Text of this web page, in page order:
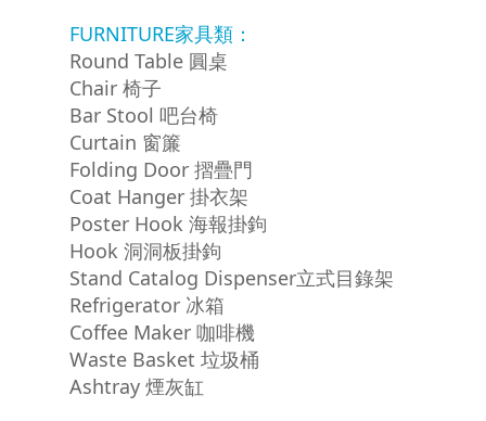
FURNITURE家具類：
Round Table 圓桌
Chair 椅子
Bar Stool 吧台椅
Curtain 窗簾
Folding Door 摺疊門
Coat Hanger 掛衣架
Poster Hook 海報掛鉤
Hook 洞洞板掛鉤
Stand Catalog Dispenser立式目錄架
Refrigerator 冰箱
Coffee Maker 咖啡機
Waste Basket 垃圾桶
Ashtray 煙灰缸